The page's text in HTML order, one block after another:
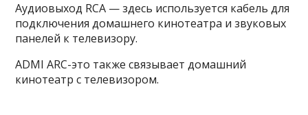
Аудиовыход RCA — здесь используется кабель для
подключения домашнего кинотеатра и звуковых
панелей к телевизору.
ADMI ARC-это также связывает домашний
кинотеатр с телевизором.